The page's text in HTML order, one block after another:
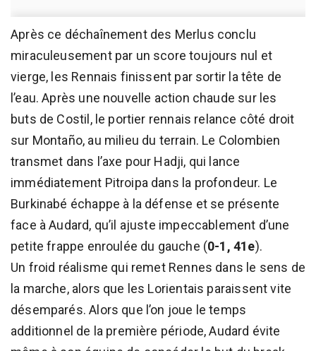
Après ce déchaînement des Merlus conclu
miraculeusement par un score toujours nul et
vierge, les Rennais finissent par sortir la tête de
l’eau. Après une nouvelle action chaude sur les
buts de Costil, le portier rennais relance côté droit
sur Montaño, au milieu du terrain. Le Colombien
transmet dans l’axe pour Hadji, qui lance
immédiatement Pitroipa dans la profondeur. Le
Burkinabé échappe à la défense et se présente
face à Audard, qu’il ajuste impeccablement d’une
petite frappe enroulée du gauche (0-1, 41e).
Un froid réalisme qui remet Rennes dans le sens de
la marche, alors que les Lorientais paraissent vite
désemparés. Alors que l’on joue le temps
additionnel de la première période, Audard évite